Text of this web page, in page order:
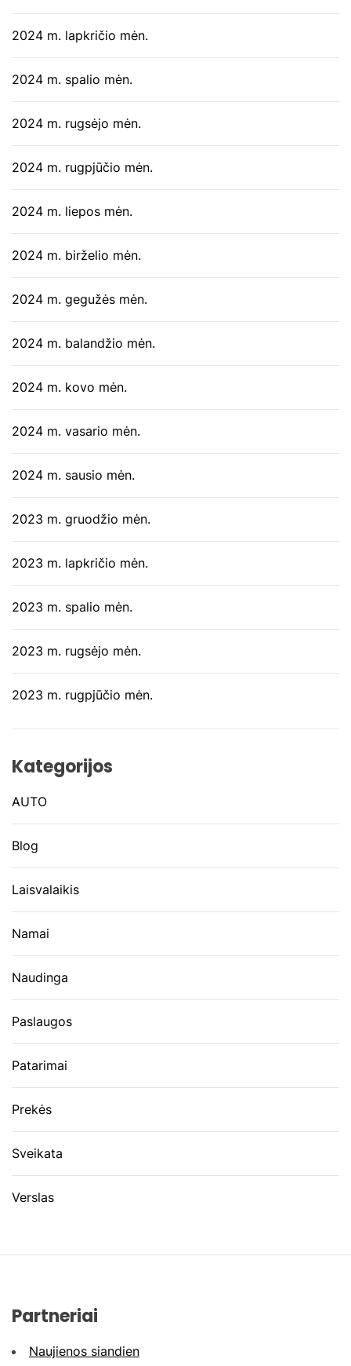
2024 m. lapkričio mėn.
2024 m. spalio mėn.
2024 m. rugsėjo mėn.
2024 m. rugpjūčio mėn.
2024 m. liepos mėn.
2024 m. birželio mėn.
2024 m. gegužės mėn.
2024 m. balandžio mėn.
2024 m. kovo mėn.
2024 m. vasario mėn.
2024 m. sausio mėn.
2023 m. gruodžio mėn.
2023 m. lapkričio mėn.
2023 m. spalio mėn.
2023 m. rugsėjo mėn.
2023 m. rugpjūčio mėn.
Kategorijos
AUTO
Blog
Laisvalaikis
Namai
Naudinga
Paslaugos
Patarimai
Prekės
Sveikata
Verslas
Partneriai
Naujienos siandien